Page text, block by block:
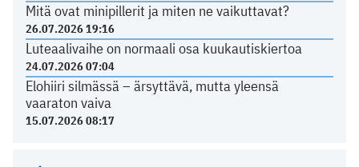
Mitä ovat minipillerit ja miten ne vaikuttavat?
26.07.2026 19:16
Luteaalivaihe on normaali osa kuukautiskiertoa
24.07.2026 07:04
Elohiiri silmässä – ärsyttävä, mutta yleensä
vaaraton vaiva
15.07.2026 08:17